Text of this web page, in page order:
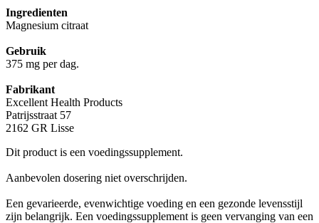
Ingredienten
Magnesium citraat
Gebruik
375 mg per dag.
Fabrikant
Excellent Health Products
Patrijsstraat 57
2162 GR Lisse
Dit product is een voedingssupplement.
Aanbevolen dosering niet overschrijden.
Een gevarieerde, evenwichtige voeding en een gezonde levensstijl
zijn belangrijk. Een voedingssupplement is geen vervanging van een